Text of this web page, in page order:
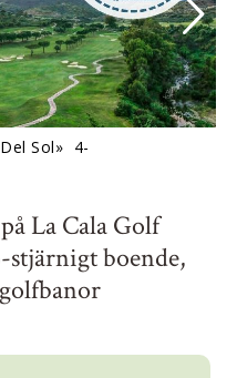
Sol» 4-
La Cala Golf
stjärnigt boende,